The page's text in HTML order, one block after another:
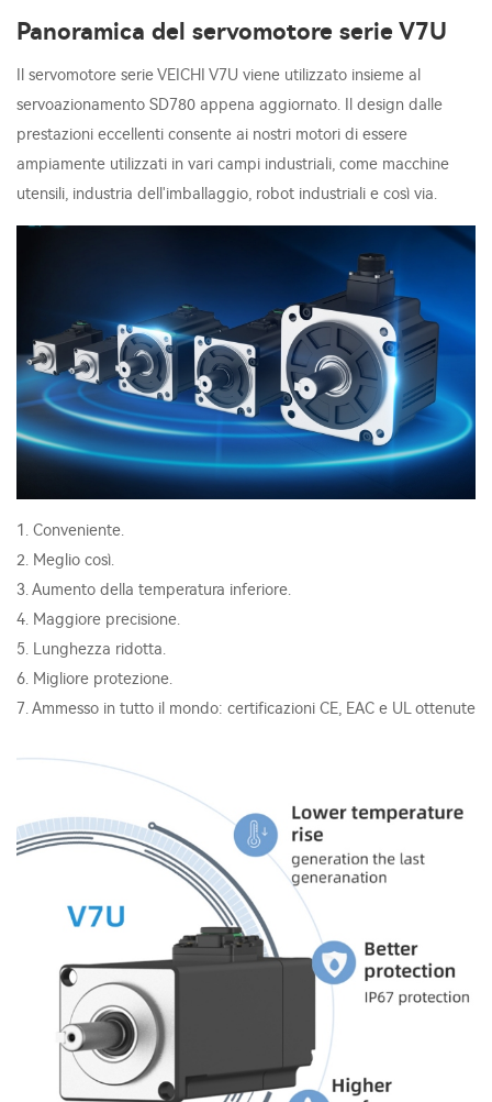
Panoramica del servomotore serie V7U
Il servomotore serie VEICHI V7U viene utilizzato insieme al
servoazionamento SD780 appena aggiornato. Il design dalle
prestazioni eccellenti consente ai nostri motori di essere
ampiamente utilizzati in vari campi industriali, come macchine
utensili, industria dell'imballaggio, robot industriali e così via.
1. Conveniente.
2. Meglio così.
3. Aumento della temperatura inferiore.
4. Maggiore precisione.
5. Lunghezza ridotta.
6. Migliore protezione.
7. Ammesso in tutto il mondo: certificazioni CE, EAC e UL ottenute